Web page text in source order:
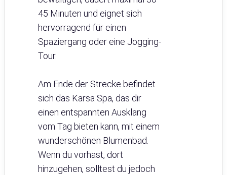
45 Minuten und eignet sich
hervorragend für einen
Spaziergang oder eine Jogging-
Tour.
Am Ende der Strecke befindet
sich das Karsa Spa, das dir
einen entspannten Ausklang
vom Tag bieten kann, mit einem
wunderschönen Blumenbad.
Wenn du vorhast, dort
hinzugehen, solltest du jedoch